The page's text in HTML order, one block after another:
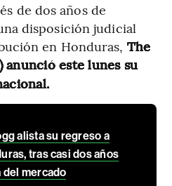
de dos años de
disposición judicial
en Honduras, The
) anunció este lunes su
alista su regreso a
tras casi dos años
del mercado